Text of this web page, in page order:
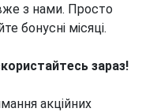
з нами. Просто
бонусні місяці.
зараз!
акційних